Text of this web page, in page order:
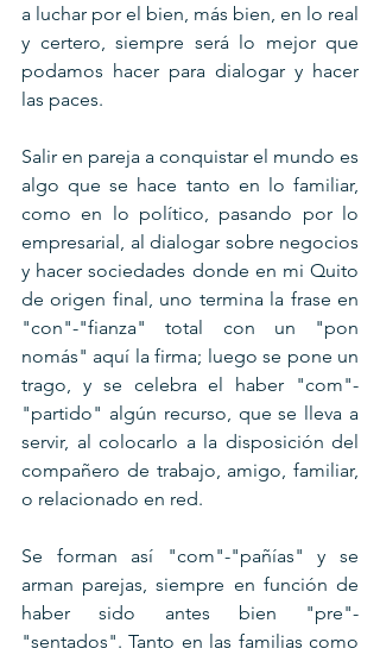
a luchar por el bien, más bien, en lo real
y certero, siempre será lo mejor que
podamos hacer para dialogar y hacer
las paces.
Salir en pareja a conquistar el mundo es
algo que se hace tanto en lo familiar,
como en lo político, pasando por lo
empresarial, al dialogar sobre negocios
y hacer sociedades donde en mi Quito
de origen final, uno termina la frase en
"con"-"fianza" total con un "pon
nomás" aquí la firma; luego se pone un
trago, y se celebra el haber "com"-
"partido" algún recurso, que se lleva a
servir, al colocarlo a la disposición del
compañero de trabajo, amigo, familiar,
o relacionado en red.
Se forman así "com"-"pañías" y se
arman parejas, siempre en función de
haber sido antes bien "pre"-
"sentados". Tanto en las familias como